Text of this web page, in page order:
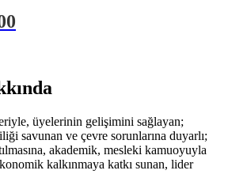
üyelerinin gelişimini sağlayan;
savunan ve çevre sorunlarına duyarlı;
akademik, mesleki kamuoyuyla
kalkınmaya katkı sunan, lider